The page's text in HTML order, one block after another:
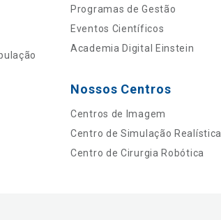
Programas de Gestão
Eventos Científicos
Academia Digital Einstein
Nossos Centros
Centros de Imagem
Centro de Simulação Realística
Centro de Cirurgia Robótica